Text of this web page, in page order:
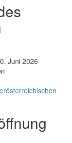
Juni 2026